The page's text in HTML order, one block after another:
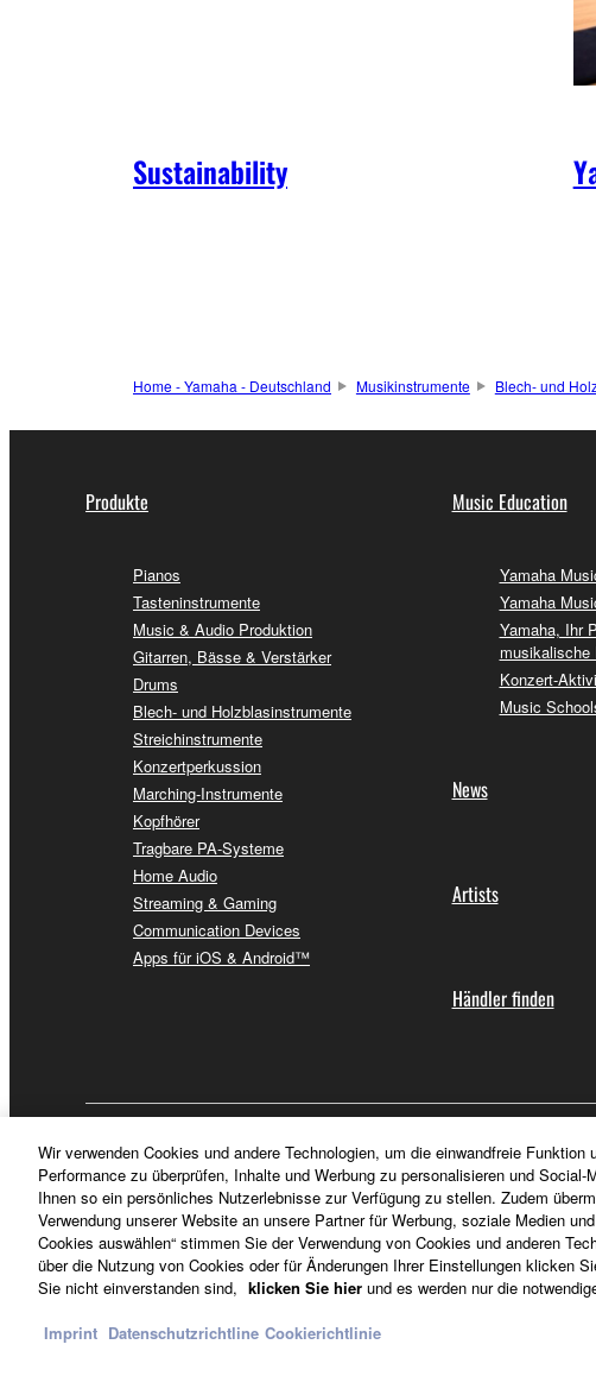
Sustainability
Home - Yamaha - Deutschland Musikinstrumente Blech- und
Produkte
Pianos
Tasteninstrumente
Music & Audio Produktion
Gitarren, Bässe & Verstärker
Drums
Blech- und Holzblasinstrumente
Streichinstrumente
Konzertperkussion
Marching-Instrumente
Kopfhörer
Tragbare PA-Systeme
Home Audio
Streaming & Gaming
Communication Devices
Apps für iOS & Android™
Music Education
Yamaha
Yamaha
Yamaha, Ihr
musikalische
Konzert-
Music
News
Artists
Händler finden
Wir verwenden Cookies und andere Technologien, um die einwandfreie
Performance zu überprüfen, Inhalte und Werbung zu personalisieren und
Ihnen so ein persönliches Nutzerlebnisse zur Verfügung zu stellen. Zudem
Verwendung unserer Website an unsere Partner für Werbung, soziale Medien
Cookies auswählen“ stimmen Sie der Verwendung von Cookies und anderen
über die Nutzung von Cookies oder für Änderungen Ihrer Einstellungen klicken
Sie nicht einverstanden sind, klicken Sie hier und es werden nur die
Imprint Datenschutzrichtline Cookierichtlinie